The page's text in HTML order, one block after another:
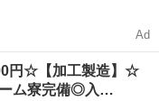
Ad
円☆【加工製造】☆
ーム寮完備◎入…